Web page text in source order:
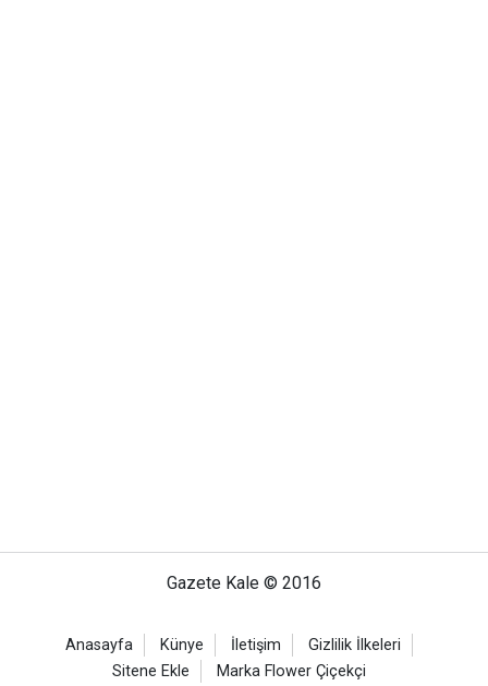
Gazete Kale © 2016
Anasayfa Künye İletişim
Gizlilik İlkeleri
Sitene Ekle
Marka Flower Çiçekçi